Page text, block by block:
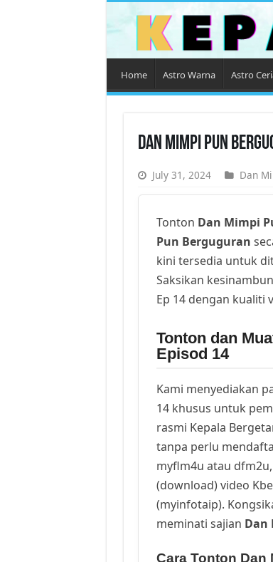
Home Astro Warna Astro
Dan Mimpi Pun
July 31, 2024 Dan
Tonton Dan Mimpi
Pun Berguguran
kini tersedia untuk
Saksikan
Ep 14 dengan kualiti
Tonton dan
Episod 14
Kami menyediakan
14 khusus untuk
rasmi Kepala
tanpa perlu
myflm4u atau
(download) video
(myinfotaip).
meminati sajian Dan
Cara Tonton Dan